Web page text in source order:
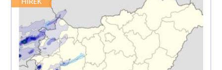
MÉG TÖBB HOROSZKÓP
MÉG TÖBB HOROSZKÓP
MÉG TÖBB HOROSZKÓP
MÉG TÖBB HOROSZKÓP
MÉG TÖBB HOROSZKÓP
MÉG TÖBB HOROSZKÓP